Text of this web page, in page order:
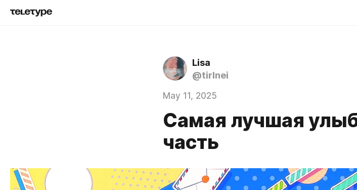
Lisa
@tirlnei
May 11, 2025
Самая лучшая
часть